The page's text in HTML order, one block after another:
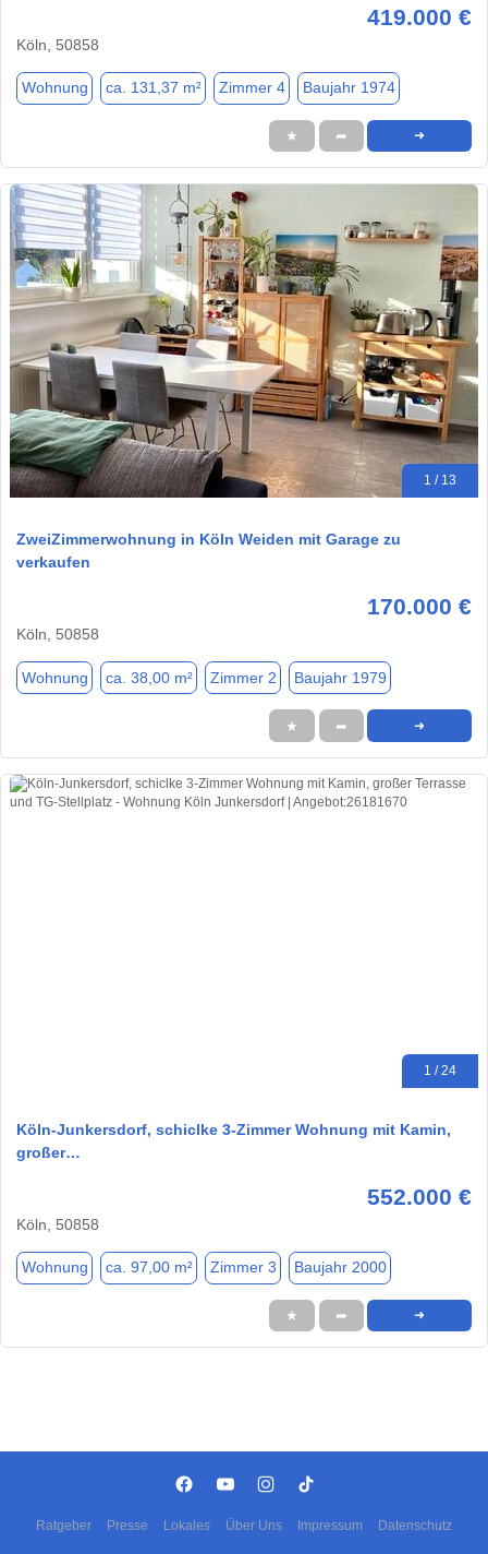
419.000 €
Köln, 50858
Wohnung ca. 131,37 m² Zimmer 4 Baujahr 1974
★ ➦ ➜
1 / 13
ZweiZimmerwohnung in Köln Weiden mit Garage zu
verkaufen
170.000 €
Köln, 50858
Wohnung ca. 38,00 m² Zimmer 2 Baujahr 1979
★ ➦ ➜
1 / 24
Köln-Junkersdorf, schiclke 3-Zimmer Wohnung mit Kamin,
großer…
552.000 €
Köln, 50858
Wohnung ca. 97,00 m² Zimmer 3 Baujahr 2000
★ ➦ ➜
Ratgeber Presse Lokales Über Uns Impressum Datenschutz